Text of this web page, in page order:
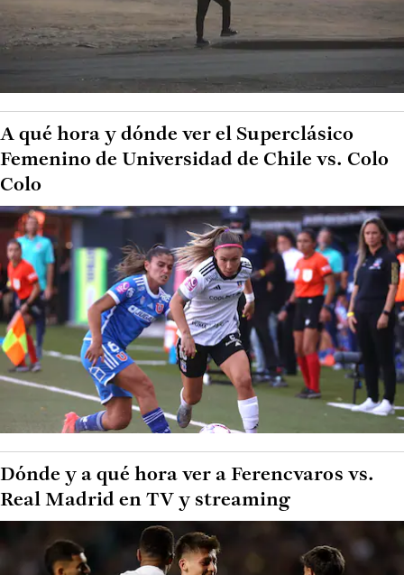
A qué hora y dónde ver el Superclásico
Femenino de Universidad de Chile vs. Colo
Colo
Dónde y a qué hora ver a Ferencvaros vs.
Real Madrid en TV y streaming